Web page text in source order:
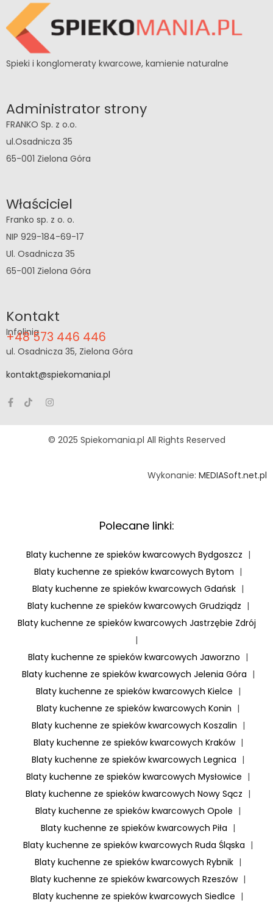
Spieki i konglomeraty kwarcowe, kamienie naturalne
Administrator strony
FRANKO Sp. z o.o.
ul.Osadnicza 35
65-001 Zielona Góra
Właściciel
Franko sp. z o. o.
NIP 929-184-69-17
Ul. Osadnicza 35
65-001 Zielona Góra
Kontakt
Infolinia
+48 573 446 446
ul. Osadnicza 35, Zielona Góra
kontakt@spiekomania.pl
© 2025 Spiekomania.pl All Rights Reserved
Wykonanie: MEDIASoft.net.pl
Polecane linki:
Blaty kuchenne ze spieków kwarcowych Bydgoszcz |
Blaty kuchenne ze spieków kwarcowych Bytom |
Blaty kuchenne ze spieków kwarcowych Gdańsk |
Blaty kuchenne ze spieków kwarcowych Grudziądz |
Blaty kuchenne ze spieków kwarcowych Jastrzębie Zdrój
|
Blaty kuchenne ze spieków kwarcowych Jaworzno |
Blaty kuchenne ze spieków kwarcowych Jelenia Góra |
Blaty kuchenne ze spieków kwarcowych Kielce |
Blaty kuchenne ze spieków kwarcowych Konin |
Blaty kuchenne ze spieków kwarcowych Koszalin |
Blaty kuchenne ze spieków kwarcowych Kraków |
Blaty kuchenne ze spieków kwarcowych Legnica |
Blaty kuchenne ze spieków kwarcowych Mysłowice |
Blaty kuchenne ze spieków kwarcowych Nowy Sącz |
Blaty kuchenne ze spieków kwarcowych Opole |
Blaty kuchenne ze spieków kwarcowych Piła |
Blaty kuchenne ze spieków kwarcowych Ruda Śląska |
Blaty kuchenne ze spieków kwarcowych Rybnik |
Blaty kuchenne ze spieków kwarcowych Rzeszów |
Blaty kuchenne ze spieków kwarcowych Siedlce |